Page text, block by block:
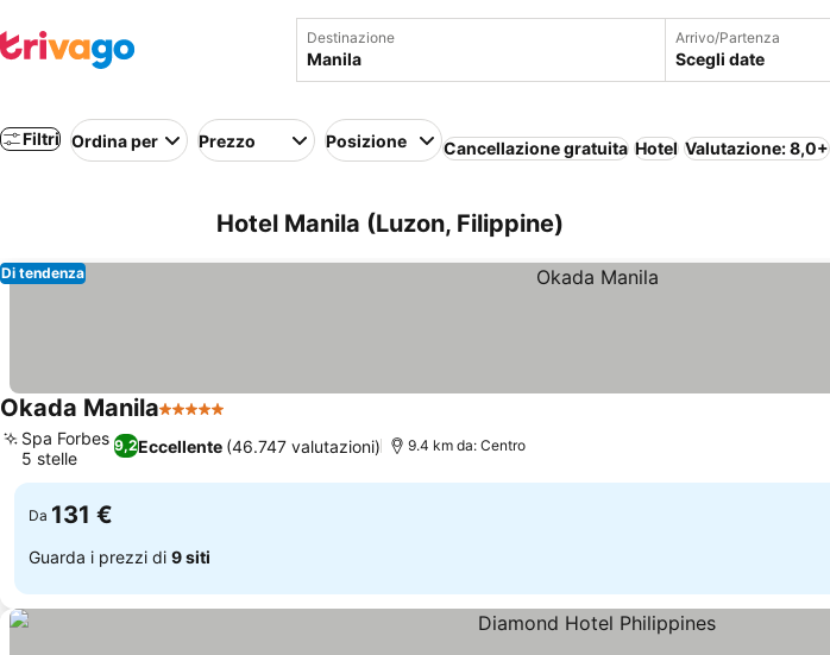
Destinazione Arrivo/Partenza
Scegli date
Filtri Ordina per Prezzo Posizione Cancellazione gratuita Hotel Valutazione: 8,0+
Hotel Manila (Luzon, Filippine)
Di tendenza
Okada Manila5 Stelle
9,2Eccellente (46.747 valutazioni)
Spa Forbes
5 stelle
9.4 km da: Centro
Da 131 €
Guarda i prezzi di 9 siti